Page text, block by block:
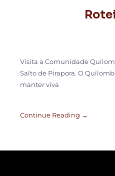
Visita a Comunidade
Salto de Pirapora. O
manter viva
Continue Reading →